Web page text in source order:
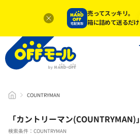
売ってスッキリ。
箱に詰めて送るだけ
COUNTRYMAN
「カントリーマン(COUNTRYMAN)」
検索条件：COUNTRYMAN